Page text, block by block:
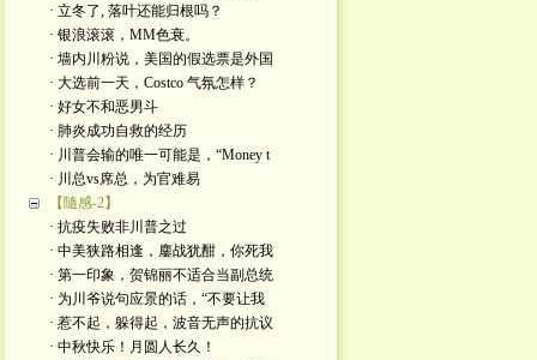
· 立冬了, 落叶还能归根吗？
· 银浪滚滚，MM色衰。
· 墙内川粉说，美国的假选票是外国
· 大选前一天，Costco 气氛怎样？
· 好女不和恶男斗
· 肺炎成功自救的经历
· 川普会输的唯一可能是，“Money t
· 川总vs席总，为官难易
【隨感-2】
· 抗疫失败非川普之过
· 中美狭路相逢，鏖战犹酣，你死我
· 第一印象，贺锦丽不适合当副总统
· 为川爷说句应景的话，“不要让我
· 惹不起，躲得起，波音无声的抗议
· 中秋快乐！月圆人长久！